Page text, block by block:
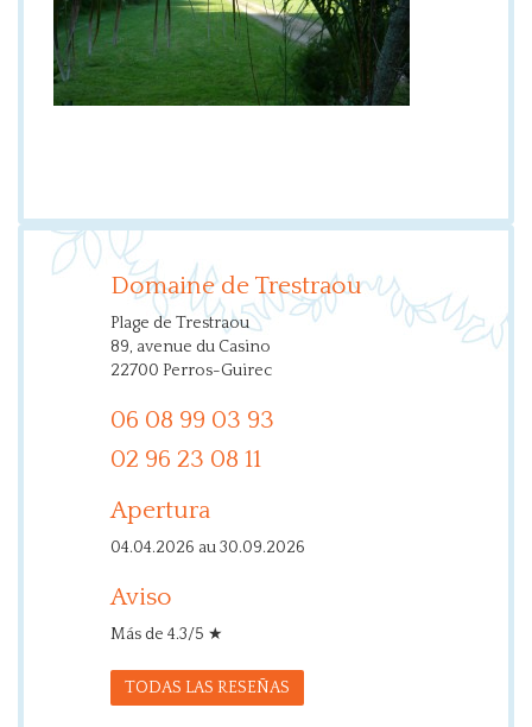
Domaine de Trestraou
Plage de Trestraou
89, avenue du Casino
22700 Perros-Guirec
06 08 99 03 93
02 96 23 08 11
Apertura
04.04.2026 au 30.09.2026
Aviso
Más de 4.3/5 ★
TODAS LAS RESEÑAS